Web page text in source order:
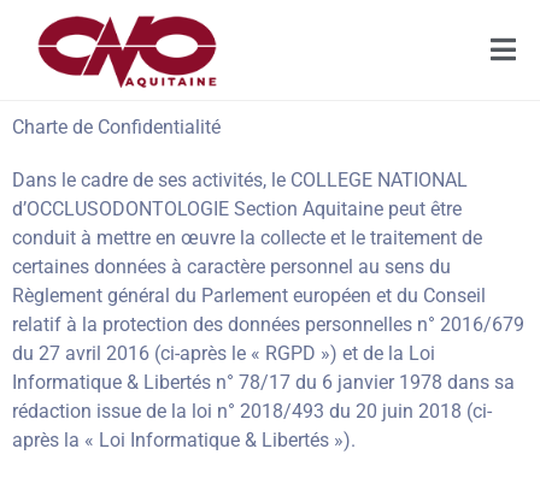
Charte de Confidentialité
Dans le cadre de ses activités, le COLLEGE NATIONAL
d’OCCLUSODONTOLOGIE Section Aquitaine peut être
conduit à mettre en œuvre la collecte et le traitement de
certaines données à caractère personnel au sens du
Règlement général du Parlement européen et du Conseil
relatif à la protection des données personnelles n° 2016/679
du 27 avril 2016 (ci-après le « RGPD ») et de la Loi
Informatique & Libertés n° 78/17 du 6 janvier 1978 dans sa
rédaction issue de la loi n° 2018/493 du 20 juin 2018 (ci-
après la « Loi Informatique & Libertés »).